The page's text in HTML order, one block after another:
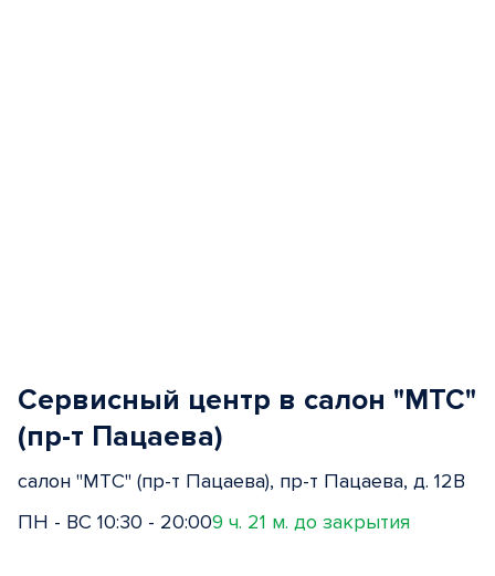
Сервисный центр в салон "МТС"
(пр-т Пацаева)
салон "МТС" (пр-т Пацаева), пр-т Пацаева, д. 12В
ПН - ВС 10:30 - 20:009 ч. 21 м. до закрытия